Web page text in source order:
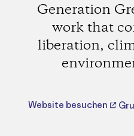
Generation
work that
liberation,
Website besuchen